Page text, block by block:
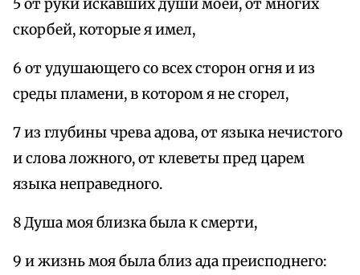
5 от руки искавших души моей, от многих
скорбей, которые я имел,
6 от удушающего со всех сторон огня и из
среды пламени, в котором я не сгорел,
7 из глубины чрева адова, от языка нечистого
и слова ложного, от клеветы пред царем
языка неправедного.
8 Душа моя близка была к смерти,
9 и жизнь моя была близ ада преисподнего: